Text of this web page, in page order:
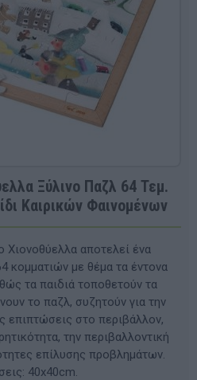
Ξύλινο Παζλ 64 Τεμ.
Καιρικών Φαινομένων
Χιονοθύελλα αποτελεί ένα
κομματιών με θέμα τα έντονα
τα παιδιά τοποθετούν τα
το παζλ, συζητούν για την
επιπτώσεις στο περιβάλλον,
την περιβαλλοντική
επίλυσης προβλημάτων.
40x40cm.